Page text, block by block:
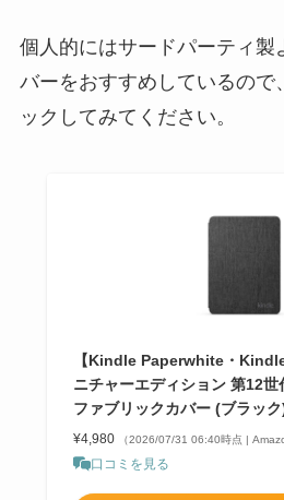
個人的にはサードパーティ製
バーをおすすめしているので
ックしてみてください。
【Kindle Paperwhite・
ニチャーエディション 第12
ファブリックカバー (ブラック
¥4,980 （2026/07/31 06:40時点 |
口コミを見る